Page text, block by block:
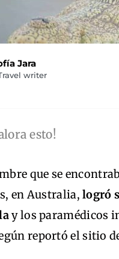
Jara
writer
esto!
que se
en Australia, logró
y los paramédicos
reportó el sitio